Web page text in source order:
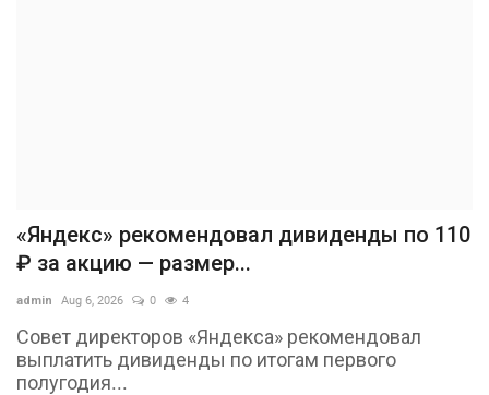
«Яндекс» рекомендовал дивиденды по 110
₽ за акцию — размер...
admin Aug 6, 2026 0 4
Совет директоров «Яндекса» рекомендовал
выплатить дивиденды по итогам первого
полугодия...